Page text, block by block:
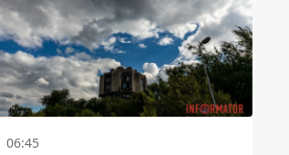
06:45